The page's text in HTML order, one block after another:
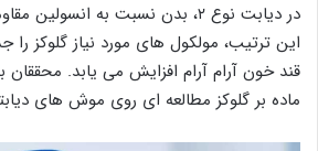
در دیابت نوع ۲، بدن نسبت به
این ترتیب، مولکول های مورد نیاز گلوکز
قند خون آرام آرام افزایش می یابد. محققان
ماده بر گلوکز مطالعه ای روی موش های